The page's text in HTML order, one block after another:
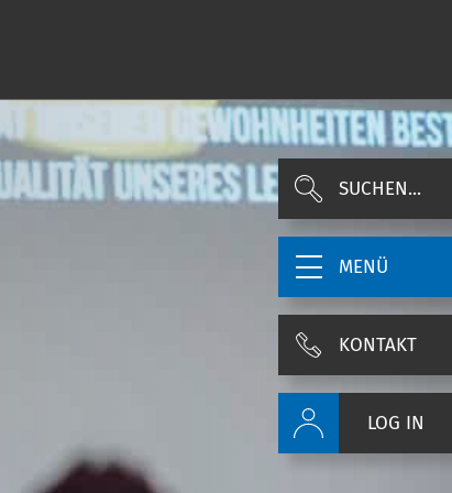
SUCHEN...
MENÜ
KONTAKT
LOG IN